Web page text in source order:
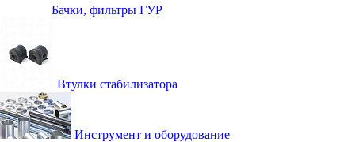
Бачки, фильтры ГУР
Втулки стабилизатора
Инструмент и оборудование